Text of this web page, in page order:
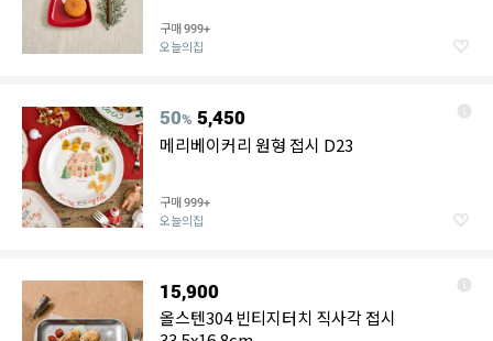
구매999+
오늘의집
50% 5,450
메리베이커리 원형 접시 D23
구매999+
오늘의집
15,900
올스텐304 빈티지터치 직사각 접시